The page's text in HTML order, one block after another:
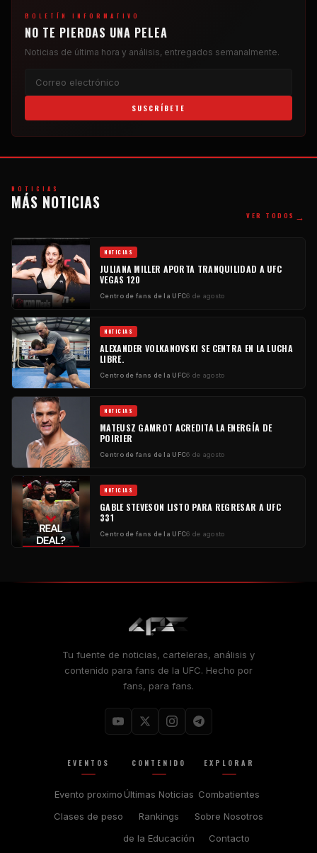
BOLETÍN INFORMATIVO
NO TE PIERDAS UNA PELEA
Noticias de última hora y análisis, entregados semanalmente.
SUSCRÍBETE
NOTICIAS
MÁS NOTICIAS
VER TODOS →
NOTICIAS
JULIANA MILLER APORTA TRANQUILIDAD A UFC
VEGAS 120
Centro de fans de la UFC6 de agosto
NOTICIAS
ALEXANDER VOLKANOVSKI SE CENTRA EN LA LUCHA
LIBRE.
Centro de fans de la UFC6 de agosto
NOTICIAS
MATEUSZ GAMROT ACREDITA LA ENERGÍA DE
POIRIER
Centro de fans de la UFC6 de agosto
NOTICIAS
GABLE STEVESON LISTO PARA REGRESAR A UFC
331
Centro de fans de la UFC6 de agosto
Tu fuente de noticias, carteleras, análisis y
contenido para fans de la UFC. Hecho por
fans, para fans.
EVENTOS
Evento proximo
Clases de peso
CONTENIDO
Últimas Noticias
Rankings
de la Educación
EXPLORAR
Combatientes
Sobre Nosotros
Contacto